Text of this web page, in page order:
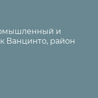
и
Ванцинто, район